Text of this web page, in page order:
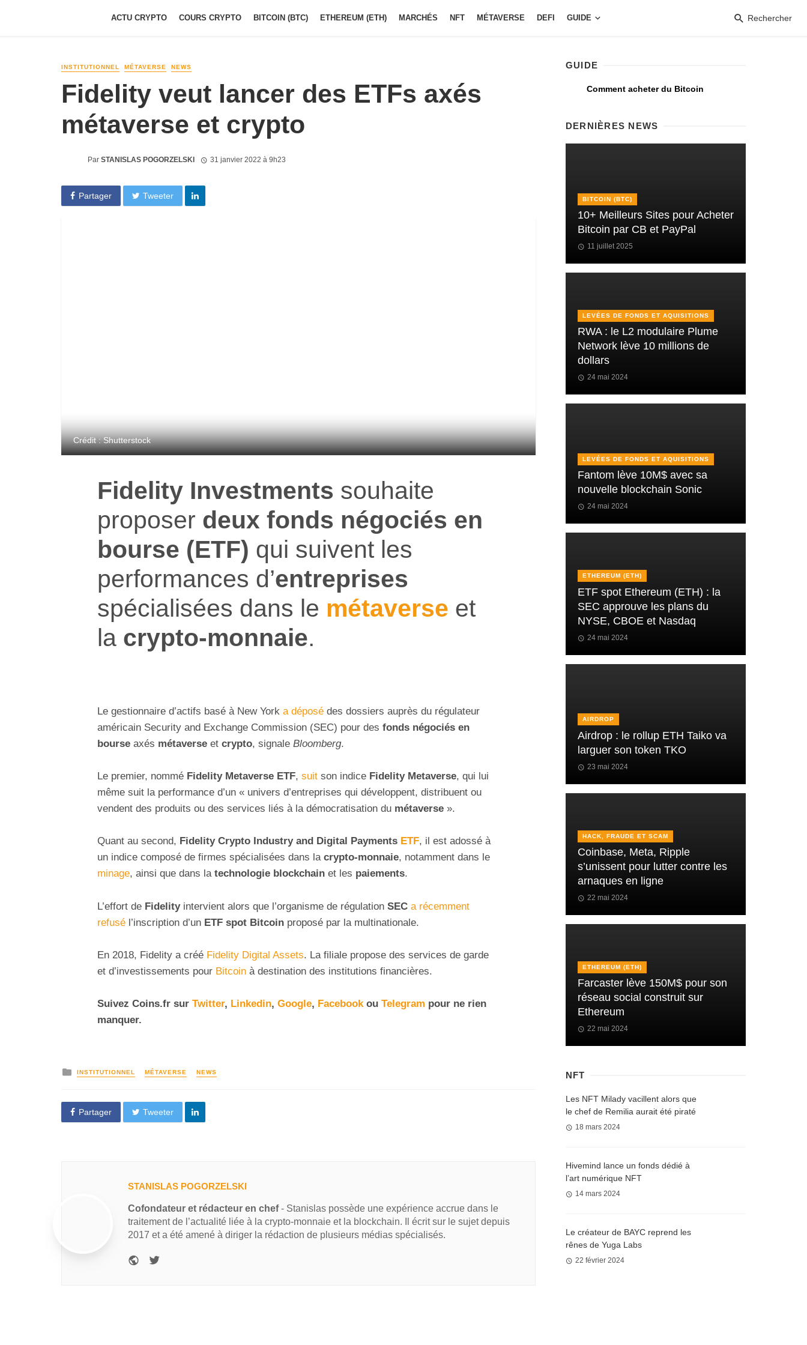
ACTU CRYPTO COURS CRYPTO BITCOIN (BTC) ETHEREUM (ETH) MARCHÉS NFT MÉTAVERSE DEFI GUIDE Rechercher
INSTITUTIONNEL MÉTAVERSE NEWS
Fidelity veut lancer des ETFs axés
métaverse et crypto
Par STANISLAS POGORZELSKI 31 janvier 2022 à 9h23
Partager Tweeter
Crédit : Shutterstock
Fidelity Investments souhaite
proposer deux fonds négociés en
bourse (ETF) qui suivent les
performances d’entreprises
spécialisées dans le métaverse et
la crypto-monnaie.
Le gestionnaire d’actifs basé à New York a déposé des dossiers auprès du régulateur
américain Security and Exchange Commission (SEC) pour des fonds négociés en
bourse axés métaverse et crypto, signale Bloomberg.
Le premier, nommé Fidelity Metaverse ETF, suit son indice Fidelity Metaverse, qui lui
même suit la performance d’un « univers d’entreprises qui développent, distribuent ou
vendent des produits ou des services liés à la démocratisation du métaverse ».
Quant au second, Fidelity Crypto Industry and Digital Payments ETF, il est adossé à
un indice composé de firmes spécialisées dans la crypto-monnaie, notamment dans le
minage, ainsi que dans la technologie blockchain et les paiements.
L’effort de Fidelityintervient alors que l’organisme de régulation SEC a récemment
refusé l’inscription d’un ETF spot Bitcoin proposé par la multinationale.
En 2018, Fidelity a créé Fidelity Digital Assets. La filiale propose des services de garde
et d’investissements pour Bitcoin à destination des institutions financières.
Suivez Coins.fr sur Twitter, Linkedin, Google, Facebookou Telegram pour ne rien
manquer.
INSTITUTIONNEL MÉTAVERSE NEWS
Partager Tweeter
STANISLAS POGORZELSKI
Cofondateur et rédacteur en chef- Stanislas possède une expérience accrue dans le
traitement de l’actualité liée à la crypto-monnaie et la blockchain. Il écrit sur le sujet depuis
2017 et a été amené à diriger la rédaction de plusieurs médias spécialisés.
GUIDE
Comment acheter du Bitcoin
DERNIÈRES NEWS
BITCOIN (BTC)
10+ Meilleurs Sites pour Acheter
Bitcoin par CB et PayPal
11 juillet 2025
LEVÉES DE FONDS ET AQUISITIONS
RWA : le L2 modulaire Plume
Network lève 10 millions de
dollars
24 mai 2024
LEVÉES DE FONDS ET AQUISITIONS
Fantom lève 10M$ avec sa
nouvelle blockchain Sonic
24 mai 2024
ETHEREUM (ETH)
ETF spot Ethereum (ETH) : la
SEC approuve les plans du
NYSE, CBOE et Nasdaq
24 mai 2024
AIRDROP
Airdrop : le rollup ETH Taiko va
larguer son token TKO
23 mai 2024
HACK, FRAUDE ET SCAM
Coinbase, Meta, Ripple
s’unissent pour lutter contre les
arnaques en ligne
22 mai 2024
ETHEREUM (ETH)
Farcaster lève 150M$ pour son
réseau social construit sur
Ethereum
22 mai 2024
NFT
Les NFT Milady vacillent alors que
le chef de Remilia aurait été piraté
18 mars 2024
Hivemind lance un fonds dédié à
l’art numérique NFT
14 mars 2024
Le créateur de BAYC reprend les
rênes de Yuga Labs
22 février 2024